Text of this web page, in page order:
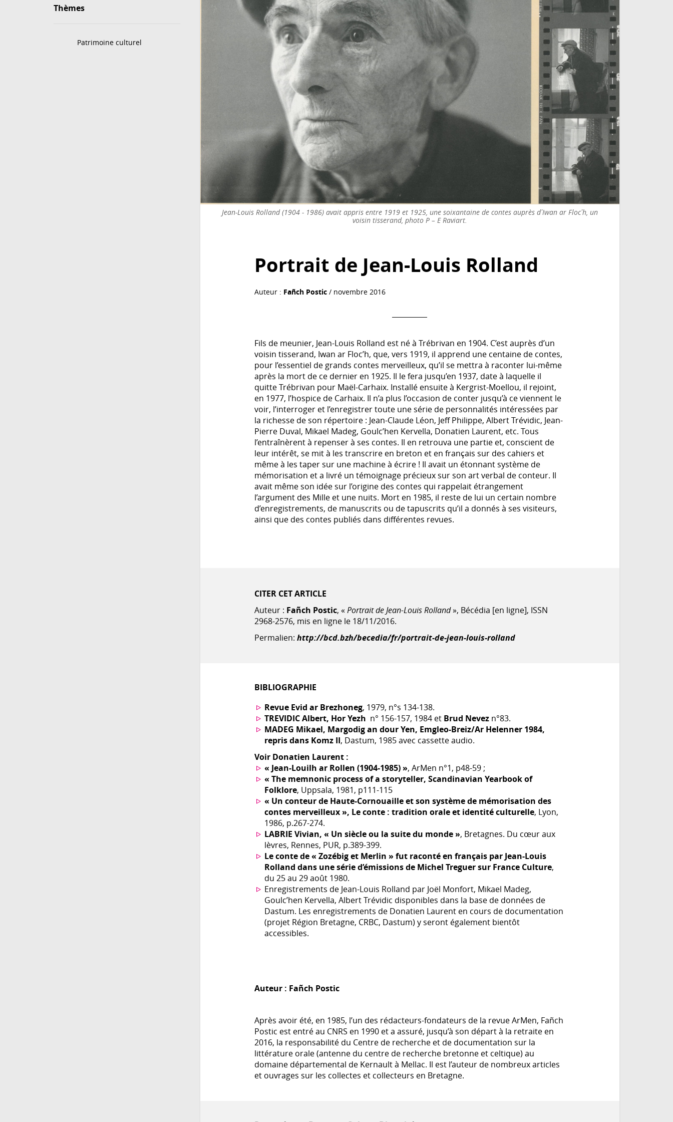
Thèmes
Patrimoine culturel
Jean-Louis Rolland (1904 - 1986) avait appris entre 1919 et 1925, une soixantaine de contes auprès dʼIwan ar Flocʼh, un
voisin tisserand, photo P – E Raviart.
Portrait de Jean-Louis Rolland
Auteur : Fañch Postic / novembre 2016
Fils de meunier, Jean-Louis Rolland est né à Trébrivan en 1904. C’est auprès d’un
voisin tisserand, Iwan ar Floc’h, que, vers 1919, il apprend une centaine de contes,
pour l’essentiel de grands contes merveilleux, qu’il se mettra à raconter lui-même
après la mort de ce dernier en 1925. Il le fera jusqu’en 1937, date à laquelle il
quitte Trébrivan pour Maël-Carhaix. Installé ensuite à Kergrist-Moellou, il rejoint,
en 1977, l’hospice de Carhaix. Il n’a plus l’occasion de conter jusqu’à ce viennent le
voir, l’interroger et l’enregistrer toute une série de personnalités intéressées par
la richesse de son répertoire : Jean-Claude Léon, Jeff Philippe, Albert Trévidic, Jean-
Pierre Duval, Mikael Madeg, Goulc’hen Kervella, Donatien Laurent, etc. Tous
l’entraînèrent à repenser à ses contes. Il en retrouva une partie et, conscient de
leur intérêt, se mit à les transcrire en breton et en français sur des cahiers et
même à les taper sur une machine à écrire ! Il avait un étonnant système de
mémorisation et a livré un témoignage précieux sur son art verbal de conteur. Il
avait même son idée sur l’origine des contes qui rappelait étrangement
l’argument des Mille et une nuits. Mort en 1985, il reste de lui un certain nombre
d’enregistrements, de manuscrits ou de tapuscrits qu’il a donnés à ses visiteurs,
ainsi que des contes publiés dans différentes revues.
CITER CET ARTICLE
Auteur : Fañch Postic, «Portrait de Jean-Louis Rolland», Bécédia [en ligne], ISSN
2968-2576, mis en ligne le 18/11/2016.
Permalien:http://bcd.bzh/becedia/fr/portrait-de-jean-louis-rolland
BIBLIOGRAPHIE
Revue Evid ar Brezhoneg, 1979, n°s 134-138.
TREVIDIC Albert, Hor Yezh n° 156-157, 1984 et Brud Nevez n°83.
MADEG Mikael, Margodig an dour Yen, Emgleo-Breiz/Ar Helenner 1984,
repris dans Komz II, Dastum, 1985 avec cassette audio.
Voir Donatien Laurent :
« Jean-Louilh ar Rollen (1904-1985) », ArMen n°1, p48-59 ;
« The memnonic process of a storyteller, Scandinavian Yearbook of
Folklore, Uppsala, 1981, p111-115
« Un conteur de Haute-Cornouaille et son système de mémorisation des
contes merveilleux », Le conte : tradition orale et identité culturelle, Lyon,
1986, p.267-274.
LABRIE Vivian, « Un siècle ou la suite du monde », Bretagnes. Du cœur aux
lèvres, Rennes, PUR, p.389-399.
Le conte de « Zozébig et Merlin » fut raconté en français par Jean-Louis
Rolland dans une série d’émissions de Michel Treguer sur France Culture,
du 25 au 29 août 1980.
Enregistrements de Jean-Louis Rolland par Joël Monfort, Mikael Madeg,
Goulc’hen Kervella, Albert Trévidic disponibles dans la base de données de
Dastum. Les enregistrements de Donatien Laurent en cours de documentation
(projet Région Bretagne, CRBC, Dastum) y seront également bientôt
accessibles.
Auteur : Fañch Postic
Après avoir été, en 1985, l’un des rédacteurs-fondateurs de la revue ArMen, Fañch
Postic est entré au CNRS en 1990 et a assuré, jusqu’à son départ à la retraite en
2016, la responsabilité du Centre de recherche et de documentation sur la
littérature orale (antenne du centre de recherche bretonne et celtique) au
domaine départemental de Kernault à Mellac. Il est l’auteur de nombreux articles
et ouvrages sur les collectes et collecteurs en Bretagne.